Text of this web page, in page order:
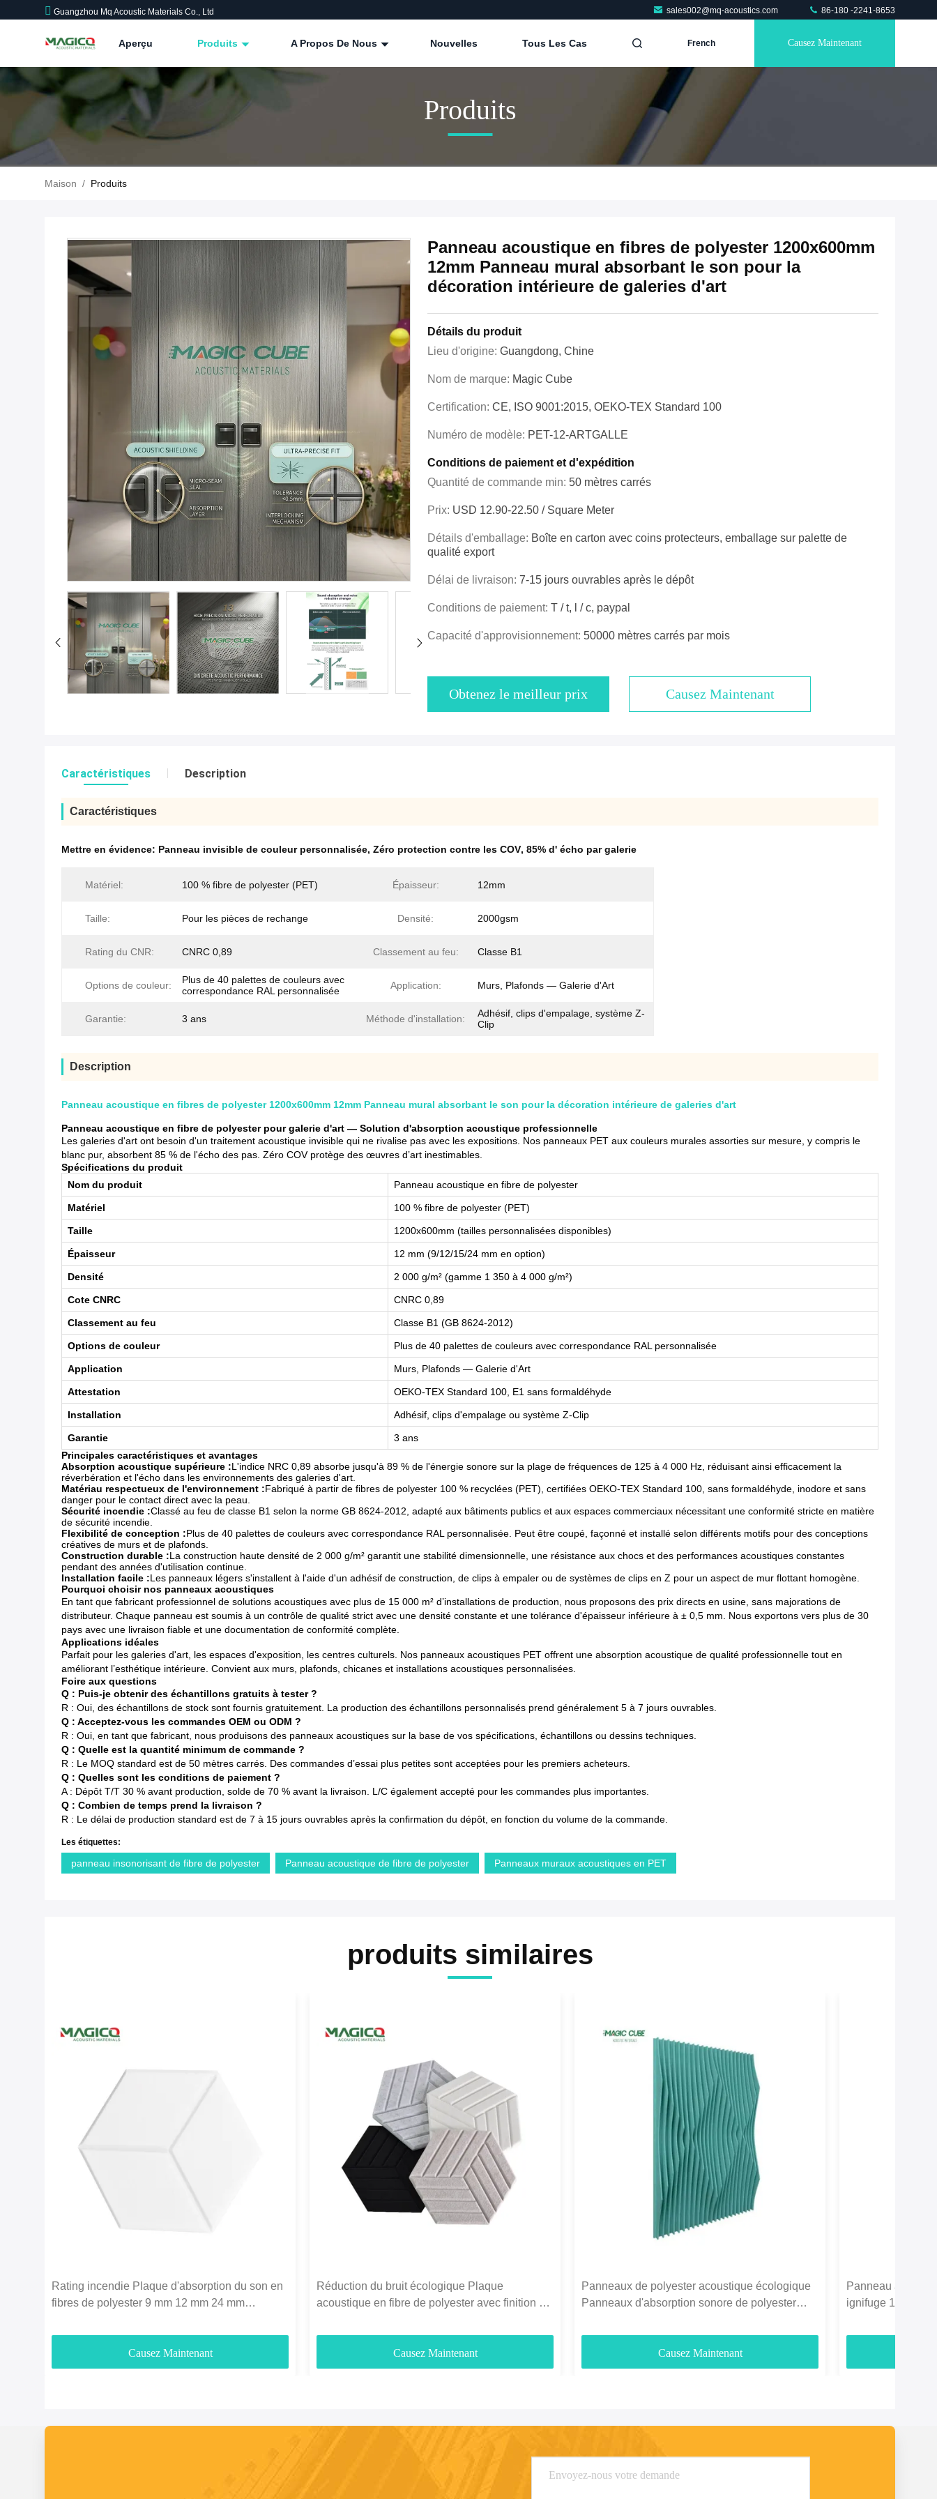
Guangzhou Mq Acoustic Materials Co., Ltd sales002@mq-acoustics.com 86-180 -2241-8653
Aperçu Produits A Propos De Nous Nouvelles Tous Les Cas French Causez Maintenant
Produits
Maison / Produits
Panneau acoustique en fibres de polyester 1200x600mm
12mm Panneau mural absorbant le son pour la
décoration intérieure de galeries d'art
Détails du produit
Lieu d'origine: Guangdong, Chine
Nom de marque: Magic Cube
Certification: CE, ISO 9001:2015, OEKO-TEX Standard 100
Numéro de modèle: PET-12-ARTGALLE
Conditions de paiement et d'expédition
Quantité de commande min: 50 mètres carrés
Prix: USD 12.90-22.50 / Square Meter
Détails d'emballage: Boîte en carton avec coins protecteurs, emballage sur palette de
qualité export
Délai de livraison: 7-15 jours ouvrables après le dépôt
Conditions de paiement: T / t, l / c, paypal
Capacité d'approvisionnement: 50000 mètres carrés par mois
Obtenez le meilleur prix Causez Maintenant
Caractéristiques Description
Caractéristiques
Mettre en évidence: Panneau invisible de couleur personnalisée, Zéro protection contre les COV, 85% d' écho par galerie
Matériel: 100 % fibre de polyester (PET) Épaisseur: 12mm
Taille: Pour les pièces de rechange Densité: 2000gsm
Rating du CNR: CNRC 0,89 Classement au feu: Classe B1
Options de couleur:
Plus de 40 palettes de couleurs avec
correspondance RAL personnalisée
Application: Murs, Plafonds — Galerie d'Art
Garantie: 3 ans Méthode d'installation:
Adhésif, clips d'empalage, système Z-
Clip
Description
Panneau acoustique en fibres de polyester 1200x600mm 12mm Panneau mural absorbant le son pour la décoration intérieure de galeries d'art
Panneau acoustique en fibre de polyester pour galerie d'art — Solution d'absorption acoustique professionnelle
Les galeries d'art ont besoin d'un traitement acoustique invisible qui ne rivalise pas avec les expositions. Nos panneaux PET aux couleurs murales assorties sur mesure, y compris le
blanc pur, absorbent 85 % de l'écho des pas. Zéro COV protège des œuvres d’art inestimables.
Spécifications du produit
Nom du produit
Panneau acoustique en fibre de polyester
Matériel 100 % fibre de polyester (PET)
Taille 1200x600mm (tailles personnalisées disponibles)
Épaisseur 12 mm (9/12/15/24 mm en option)
Densité 2 000 g/m² (gamme 1 350 à 4 000 g/m²)
Cote CNRC CNRC 0,89
Classement au feu Classe B1 (GB 8624-2012)
Options de couleur Plus de 40 palettes de couleurs avec correspondance RAL personnalisée
Application Murs, Plafonds — Galerie d'Art
Attestation OEKO-TEX Standard 100, E1 sans formaldéhyde
Installation Adhésif, clips d'empalage ou système Z-Clip
Garantie
3 ans
Principales caractéristiques et avantages
Absorption acoustique supérieure :L'indice NRC 0,89 absorbe jusqu'à 89 % de l'énergie sonore sur la plage de fréquences de 125 à 4 000 Hz, réduisant ainsi efficacement la
réverbération et l'écho dans les environnements des galeries d'art.
Matériau respectueux de l'environnement :Fabriqué à partir de fibres de polyester 100 % recyclées (PET), certifiées OEKO-TEX Standard 100, sans formaldéhyde, inodore et sans
danger pour le contact direct avec la peau.
Sécurité incendie :Classé au feu de classe B1 selon la norme GB 8624-2012, adapté aux bâtiments publics et aux espaces commerciaux nécessitant une conformité stricte en matière
de sécurité incendie.
Flexibilité de conception :Plus de 40 palettes de couleurs avec correspondance RAL personnalisée. Peut être coupé, façonné et installé selon différents motifs pour des conceptions
créatives de murs et de plafonds.
Construction durable :La construction haute densité de 2 000 g/m² garantit une stabilité dimensionnelle, une résistance aux chocs et des performances acoustiques constantes
pendant des années d'utilisation continue.
Installation facile :Les panneaux légers s'installent à l'aide d'un adhésif de construction, de clips à empaler ou de systèmes de clips en Z pour un aspect de mur flottant homogène.
Pourquoi choisir nos panneaux acoustiques
En tant que fabricant professionnel de solutions acoustiques avec plus de 15 000 m² d’installations de production, nous proposons des prix directs en usine, sans majorations de
distributeur. Chaque panneau est soumis à un contrôle de qualité strict avec une densité constante et une tolérance d'épaisseur inférieure à ± 0,5 mm. Nous exportons vers plus de 30
pays avec une livraison fiable et une documentation de conformité complète.
Applications idéales
Parfait pour les galeries d'art, les espaces d'exposition, les centres culturels. Nos panneaux acoustiques PET offrent une absorption acoustique de qualité professionnelle tout en
améliorant l’esthétique intérieure. Convient aux murs, plafonds, chicanes et installations acoustiques personnalisées.
Foire aux questions
Q : Puis-je obtenir des échantillons gratuits à tester ?
R : Oui, des échantillons de stock sont fournis gratuitement. La production des échantillons personnalisés prend généralement 5 à 7 jours ouvrables.
Q : Acceptez-vous les commandes OEM ou ODM ?
R : Oui, en tant que fabricant, nous produisons des panneaux acoustiques sur la base de vos spécifications, échantillons ou dessins techniques.
Q : Quelle est la quantité minimum de commande ?
R : Le MOQ standard est de 50 mètres carrés. Des commandes d’essai plus petites sont acceptées pour les premiers acheteurs.
Q : Quelles sont les conditions de paiement ?
A : Dépôt T/T 30 % avant production, solde de 70 % avant la livraison. L/C également accepté pour les commandes plus importantes.
Q : Combien de temps prend la livraison ?
R : Le délai de production standard est de 7 à 15 jours ouvrables après la confirmation du dépôt, en fonction du volume de la commande.
Les étiquettes:
panneau insonorisant de fibre de polyester Panneau acoustique de fibre de polyester Panneaux muraux acoustiques en PET
produits similaires
Rating incendie Plaque d'absorption du son en
fibres de polyester 9 mm 12 mm 24 mm
Causez Maintenant
Réduction du bruit écologique Plaque
acoustique en fibre de polyester avec finition 3D
Causez Maintenant
Panneaux de polyester acoustique écologique
Panneaux d'absorption sonore de polyester
Causez Maintenant
Panneau
ignifuge